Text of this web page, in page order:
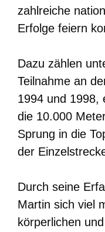
zahlreiche
Erfolge feiern
Dazu zählen
Teilnahme an
1994 und 1998,
die 10.000
Sprung in die
der
Durch seine
Martin sich viel
körperlichen